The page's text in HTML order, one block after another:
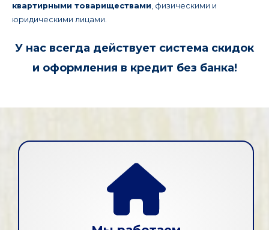
квартирными товариществами , физическими и
юридическими лицами.
У нас всегда действует система скидок
и оформления в кредит без банка!